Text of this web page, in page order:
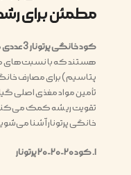
مطمئن برای
کود خانگی پرتونار 3 عددی
پتاسیم) برای مصارف
تأمین مواد مغذی اصلی
تقویت ریشه کمک می‌کنند.
خانگی پرتونار آشنا
۱. کود ۲۰-۲۰-۲۰ پرتونار